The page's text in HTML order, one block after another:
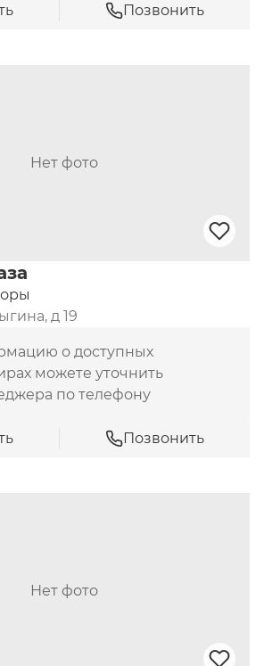
Позвонить
Нет фото
д 19
о доступных
можете уточнить
по телефону
Позвонить
Нет фото